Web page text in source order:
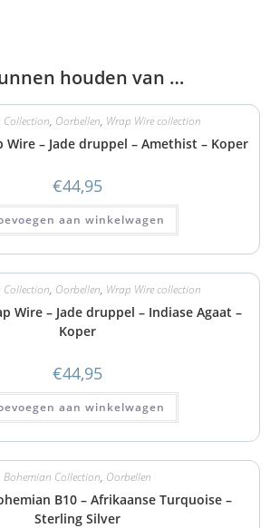
houden van …
, Oorbellen, Wrap Wire collection
Wire – Jade druppel – Amethist – Koper
€44,95
aan winkelwagen
, Oorbellen, Wrap Wire collection
Wire – Jade druppel – Indiase Agaat –
Koper
€44,95
aan winkelwagen
Bohemian Collection, Oorbellen
B10 – Afrikaanse Turquoise –
Sterling Silver